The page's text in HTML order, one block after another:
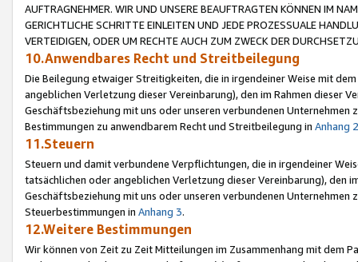
AUFTRAGNEHMER. WIR UND UNSERE BEAUFTRAGTEN KÖNNEN IM
GERICHTLICHE SCHRITTE EINLEITEN UND JEDE PROZESSUALE
VERTEIDIGEN, ODER UM RECHTE AUCH ZUM ZWECK DER
10.Anwendbares Recht und Streitbeilegung
Die Beilegung etwaiger Streitigkeiten, die in irgendeiner Weise mit
angeblichen Verletzung dieser Vereinbarung), den im Rahmen dieser
Geschäftsbeziehung mit uns oder unseren verbundenen
Bestimmungen zu anwendbarem Recht und Streitbeilegung in Anhang 2
11.Steuern
Steuern und damit verbundene Verpflichtungen, die in irgendeiner
tatsächlichen oder angeblichen Verletzung dieser Vereinbarung), den
Geschäftsbeziehung mit uns oder unseren verbundenen
Steuerbestimmungen in Anhang 3.
12.Weitere Bestimmungen
Wir können von Zeit zu Zeit Mitteilungen im Zusammenhang mit dem